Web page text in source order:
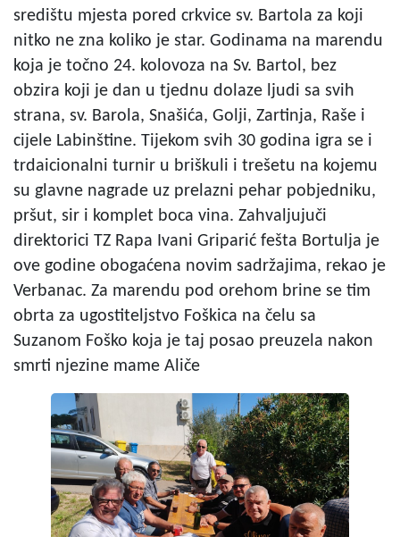
središtu mjesta pored crkvice sv. Bartola za koji
nitko ne zna koliko je star. Godinama na marendu
koja je točno 24. kolovoza na Sv. Bartol, bez
obzira koji je dan u tjednu dolaze ljudi sa svih
strana, sv. Barola, Snašića, Golji, Zartinja, Raše i
cijele Labinštine. Tijekom svih 30 godina igra se i
trdaicionalni turnir u briškuli i trešetu na kojemu
su glavne nagrade uz prelazni pehar pobjedniku,
pršut, sir i komplet boca vina. Zahvaljujuči
direktorici TZ Rapa Ivani Griparić fešta Bortulja je
ove godine obogaćena novim sadržajima, rekao je
Verbanac. Za marendu pod orehom brine se tim
obrta za ugostiteljstvo Foškica na čelu sa
Suzanom Foško koja je taj posao preuzela nakon
smrti njezine mame Aliče